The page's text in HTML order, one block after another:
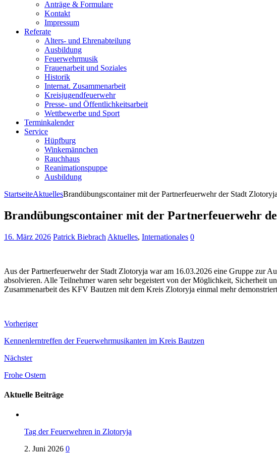
Anträge & Formulare
Kontakt
Impressum
Referate
Alters- und Ehrenabteilung
Ausbildung
Feuerwehrmusik
Frauenarbeit und Soziales
Historik
Internat. Zusammenarbeit
Kreisjugendfeuerwehr
Presse- und Öffentlichkeitsarbeit
Wettbewerbe und Sport
Terminkalender
Service
Hüpfburg
Winkemännchen
Rauchhaus
Reanimationspuppe
Ausbildung
StartseiteAktuellesBrandübungscontainer mit der Partnerfeuerwehr der Stadt Zlotoryja
Brandübungscontainer mit der Partnerfeuerwehr
16. März 2026 Patrick Biebrach Aktuelles, Internationales 0
Aus der Partnerfeuerwehr der Stadt Zlotoryja war am 16.03.2026 eine Gruppe zur
absolvieren. Alle Teilnehmer waren sehr begeistert von der Möglichkeit, Sicherheit
Zusammenarbeit des KFV Bautzen mit dem Kreis Zlotoryja einmal mehr
Vorheriger
Kennenlerntreffen der Feuerwehrmusikanten im Kreis Bautzen
Nächster
Frohe Ostern
Aktuelle Beiträge
Tag der Feuerwehren in Zlotoryja
2. Juni 2026 0